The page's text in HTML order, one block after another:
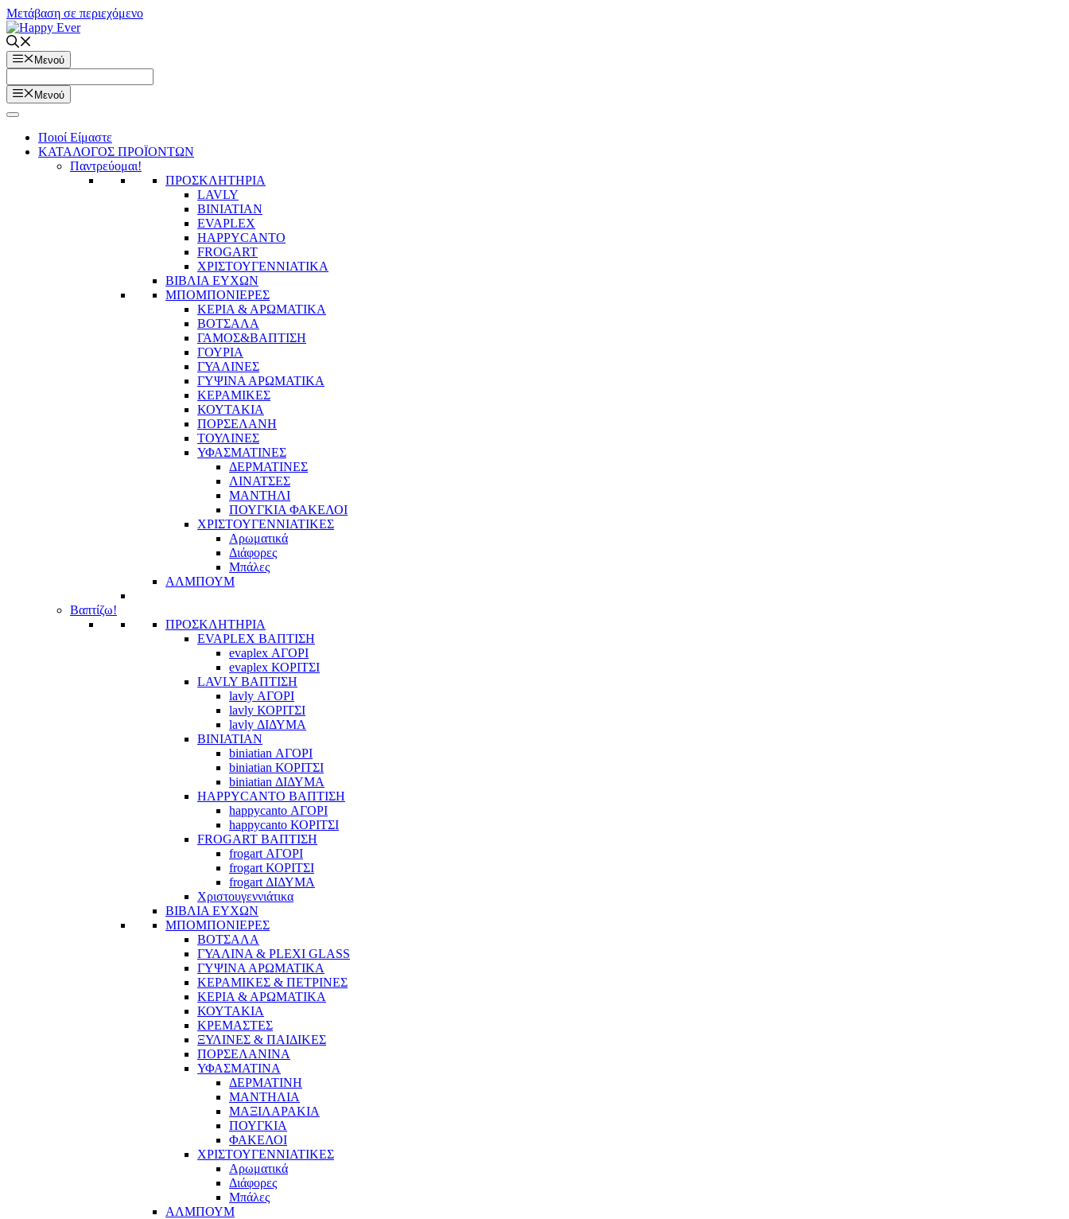
Μετάβαση σε περιεχόμενο
Μενού
Μενού
Ποιοί Είμαστε
ΚΑΤΑΛΟΓΟΣ ΠΡΟΪΟΝΤΩΝ
Παντρεύομαι!
ΠΡΟΣΚΛΗΤΗΡΙΑ
LAVLY
BINIATIAN
EVAPLEX
HAPPYCANTO
FROGART
ΧΡΙΣΤΟΥΓΕΝΝΙΑΤΙΚΑ
ΒΙΒΛΙΑ ΕΥΧΩΝ
ΜΠΟΜΠΟΝΙΕΡΕΣ
ΚΕΡΙΑ & ΑΡΩΜΑΤΙΚΑ
ΒΟΤΣΑΛΑ
ΓΑΜΟΣ&ΒΑΠΤΙΣΗ
ΓΟΥΡΙΑ
ΓΥΑΛΙΝΕΣ
ΓΥΨΙΝΑ ΑΡΩΜΑΤΙΚΑ
ΚΕΡΑΜΙΚΕΣ
ΚΟΥΤΑΚΙΑ
ΠΟΡΣΕΛΑΝΗ
ΤΟΥΛΙΝΕΣ
ΥΦΑΣΜΑΤΙΝΕΣ
ΔΕΡΜΑΤΙΝΕΣ
ΛΙΝΑΤΣΕΣ
ΜΑΝΤΗΛΙ
ΠΟΥΓΚΙΑ ΦΑΚΕΛΟΙ
ΧΡΙΣΤΟΥΓΕΝΝΙΑΤΙΚΕΣ
Αρωματικά
Διάφορες
Μπάλες
ΑΛΜΠΟΥΜ
Βαπτίζω!
ΠΡΟΣΚΛΗΤΗΡΙΑ
EVAPLEX ΒΑΠΤΙΣΗ
evaplex ΑΓΟΡΙ
evaplex ΚΟΡΙΤΣΙ
LAVLY ΒΑΠΤΙΣΗ
lavly ΑΓΟΡΙ
lavly ΚΟΡΙΤΣΙ
lavly ΔΙΔΥΜΑ
BINIATIAN
biniatian ΑΓΟΡΙ
biniatian ΚΟΡΙΤΣΙ
biniatian ΔΙΔΥΜΑ
HAPPYCANTO ΒΑΠΤΙΣΗ
happycanto ΑΓΟΡΙ
happycanto ΚΟΡΙΤΣΙ
FROGART ΒΑΠΤΙΣΗ
frogart ΑΓΟΡΙ
frogart ΚΟΡΙΤΣΙ
frogart ΔΙΔΥΜΑ
Χριστουγεννιάτικα
ΒΙΒΛΙΑ ΕΥΧΩΝ
ΜΠΟΜΠΟΝΙΕΡΕΣ
ΒΟΤΣΑΛΑ
ΓΥΑΛΙΝΑ & PLEXI GLASS
ΓΥΨΙΝΑ ΑΡΩΜΑΤΙΚΑ
ΚΕΡΑΜΙΚΕΣ & ΠΕΤΡΙΝΕΣ
ΚΕΡΙΑ & ΑΡΩΜΑΤΙΚΑ
ΚΟΥΤΑΚΙΑ
ΚΡΕΜΑΣΤΕΣ
ΞΥΛΙΝΕΣ & ΠΑΙΔΙΚΕΣ
ΠΟΡΣΕΛΑΝΙΝΑ
ΥΦΑΣΜΑΤΙΝA
ΔΕΡΜΑΤΙΝΗ
ΜΑΝΤΗΛΙΑ
ΜΑΞΙΛΑΡΑΚΙΑ
ΠΟΥΓΚΙΑ
ΦΑΚΕΛΟΙ
ΧΡΙΣΤΟΥΓΕΝΝΙΑΤΙΚΕΣ
Αρωματικά
Διάφορες
Μπάλες
ΑΛΜΠΟΥΜ